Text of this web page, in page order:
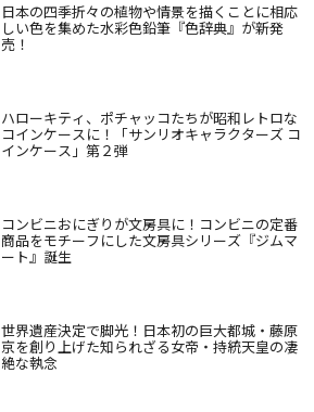
日本の四季折々の植物や情景を描くことに相応
しい色を集めた水彩色鉛筆『色辞典』が新発
売！
ハローキティ、ポチャッコたちが昭和レトロな
コインケースに！「サンリオキャラクターズ コ
インケース」第２弾
コンビニおにぎりが文房具に！コンビニの定番
商品をモチーフにした文房具シリーズ『ジムマ
ート』誕生
世界遺産決定で脚光！日本初の巨大都城・藤原
京を創り上げた知られざる女帝・持統天皇の凄
絶な執念